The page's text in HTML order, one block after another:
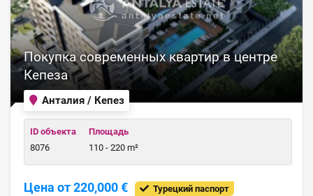
Анталия / Кепез
Покупка современных квартир в центре
Кепеза
ID объекта
8076
Площадь
110 - 220 m²
Цена от 220,000 € Турецкий паспорт